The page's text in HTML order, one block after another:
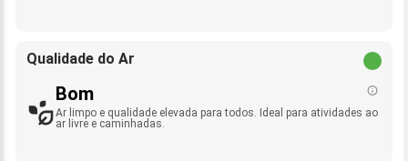
Qualidade do Ar
Bom
Ar limpo e qualidade elevada para todos. Ideal para atividades ao
ar livre e caminhadas.